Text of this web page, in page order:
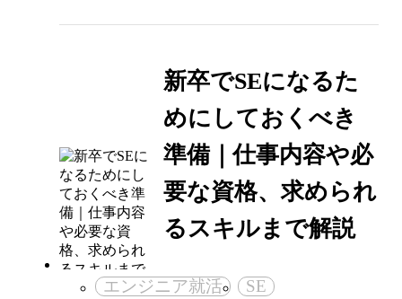
新卒でSEになるた
めにしておくべき
準備｜仕事内容や必
要な資格、求められ
るスキルまで解説
エンジニア就活
SE